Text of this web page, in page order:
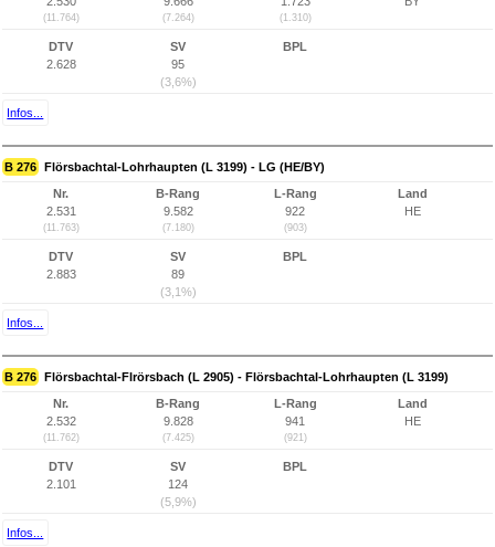
(11.764) (7.264) (1.310)
DTV
2.628
SV
95
(3,6%)
BPL
Infos...
B 276 Flörsbachtal-Lohrhaupten (L 3199) - LG (HE/BY)
Nr.
2.531
(11.763)
B-Rang
9.582
(7.180)
L-Rang
922
(903)
Land
HE
DTV
2.883
SV
89
(3,1%)
BPL
Infos...
B 276 Flörsbachtal-Flrörsbach (L 2905) - Flörsbachtal-Lohrhaupten (L 3199)
Nr.
2.532
(11.762)
B-Rang
9.828
(7.425)
L-Rang
941
(921)
Land
HE
DTV
2.101
SV
124
(5,9%)
BPL
Infos...